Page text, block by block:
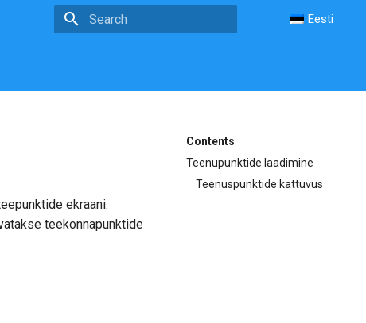
Eesti
Contents
Teenupunktide laadimine
Teenuspunktide kattuvus
ekraani.
teekonnapunktide